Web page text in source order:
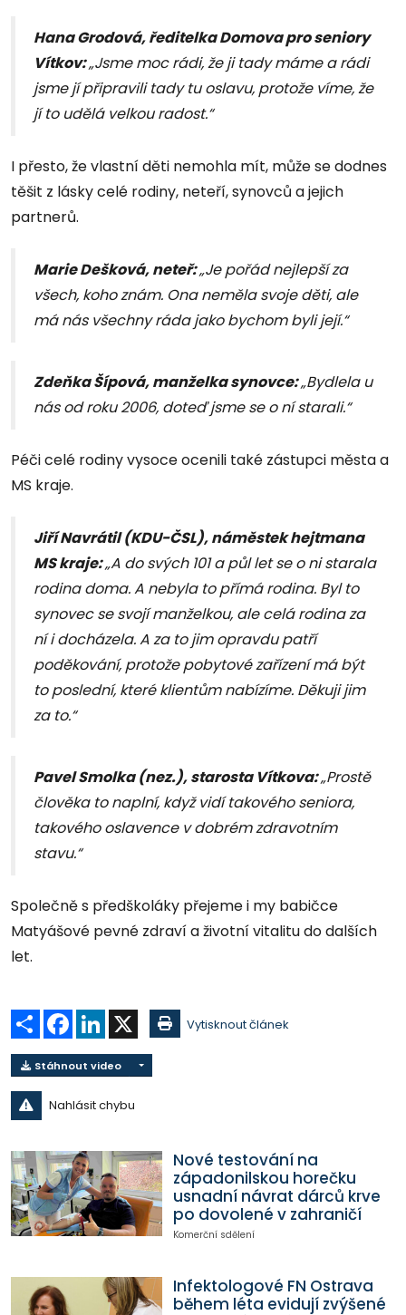
Hana Grodová, ředitelka Domova pro seniory
Vítkov:„Jsme moc rádi, že ji tady máme a rádi
jsme jí připravili tady tu oslavu, protože víme, že
jí to udělá velkou radost.“
I přesto, že vlastní děti nemohla mít, může se dodnes
těšit z lásky celé rodiny, neteří, synovců a jejich
partnerů.
Marie Dešková, neteř:„Je pořád nejlepší za
všech, koho znám. Ona neměla svoje děti, ale
má nás všechny ráda jako bychom byli její.“
Zdeňka Šípová, manželka synovce:„Bydlela u
nás od roku 2006, doteď jsme se o ní starali.“
Péči celé rodiny vysoce ocenili také zástupci města a
MS kraje.
Jiří Navrátil (KDU-ČSL), náměstek hejtmana
MS kraje:„A do svých 101 a půl let se o ni starala
rodina doma. A nebyla to přímá rodina. Byl to
synovec se svojí manželkou, ale celá rodina za
ní i docházela. A za to jim opravdu patří
poděkování, protože pobytové zařízení má být
to poslední, které klientům nabízíme. Děkuji jim
za to.“
Pavel Smolka (nez.), starosta Vítkova:„Prostě
člověka to naplní, když vidí takového seniora,
takového oslavence v dobrém zdravotním
stavu.“
Společně s předškoláky přejeme i my babičce
Matyášové pevné zdraví a životní vitalitu do dalších
let.
Sdílet Facebook
LinkedIn Vytisknout článek
Stáhnout video
Nahlásit chybu
Nové testování na
západonilskou horečku
usnadní návrat dárců krve
po dovolené v zahraničí
Komerční sdělení
Infektologové FN Ostrava
během léta evidují zvýšené